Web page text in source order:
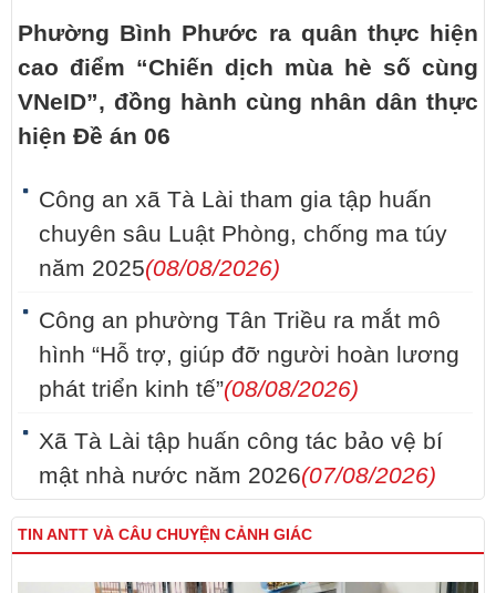
Phường Bình Phước ra quân thực hiện
cao điểm “Chiến dịch mùa hè số cùng
VNeID”, đồng hành cùng nhân dân thực
hiện Đề án 06
Công an xã Tà Lài tham gia tập huấn
chuyên sâu Luật Phòng, chống ma túy
năm 2025(08/08/2026)
Công an phường Tân Triều ra mắt mô
hình “Hỗ trợ, giúp đỡ người hoàn lương
phát triển kinh tế”(08/08/2026)
Xã Tà Lài tập huấn công tác bảo vệ bí
mật nhà nước năm 2026(07/08/2026)
TIN ANTT VÀ CÂU CHUYỆN CẢNH GIÁC